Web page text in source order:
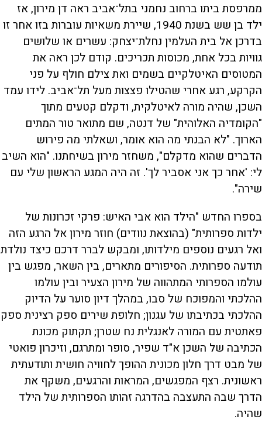
ממרפסת ביתו ברחוב נחמני בתל־אביב ראה דן מירון, אז
ילד בן שש בשנת 1940, שיירת משאיות עוברות בזו אחר זו
בדרכן אל בית העלמין נחלת־יצחק: עשרים או שלושים
גוויות בכל אחת, מכוסות תכריכים. קודם לכן ראה את
המטוסים האיטלקיים בשמים ואת צילם חולף על פני
הקרקע, רגע אחרי שהטילו פצצות מעל תל־אביב. לידו עמד
השכן, שהיה מורה לאיטלקית, ודקלם קטעים מתוך
"הקומדיה האלוהית" של דנטה, שם מתואר טור המתים
הארוך. "לא הבנתי מה הוא אומר, ושאלתי מה פירוש
הדברים שהוא מדקלם", משחזר מירון בשיחתנו. "הוא השיב
לי: 'אחר כך אני אסביר לך'. זה היה המגע הראשון שלי עם
שירה".
בספרו החדש "הילד הוא אבי האיש: פרקי זכרונות של
ילדות ספרותית" (בהוצאת נוודים) חוזר מירון אל הרגע הזה
ואל רגעים נוספים מילדותו, ומבקש לברר דרכם כיצד נולדת
תודעה ספרותית. הסיפורים מתארים, בין השאר, מפגש בין
עולמו הספרותי המתהווה של מירון הצעיר ובין עולמו
ההלכתי והמפוכח של סבו, במהלך דיון סוער על הדיוק
ההלכתי בכתיבתו של עגנון; חלופת שירים ספק רצינית ספק
פאתטית עם המורה לאנגלית נח שטרן; תקתוק מכונת
הכתיבה של השכן א"ד שפיר, סופר ומתרגם, וזיכרון פואטי
של מבט דרך חלון מכונית ההופך לחוויה חושית ותודעתית
ראשונית. רצף המפגשים, המראות והרגעים, משקף את
הדרך שבה התעצבה בהדרגה זהותו הספרותית של הילד
שהיה.